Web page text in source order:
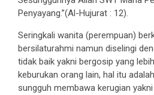
Penyayang.”(Al-Hujurat : 12).
Seringkali wanita (perempuan)
bersilaturahmi namun diselingi
tidak baik yakni bergosip yang
keburukan orang lain, hal itu
sungguh membawa kerugian